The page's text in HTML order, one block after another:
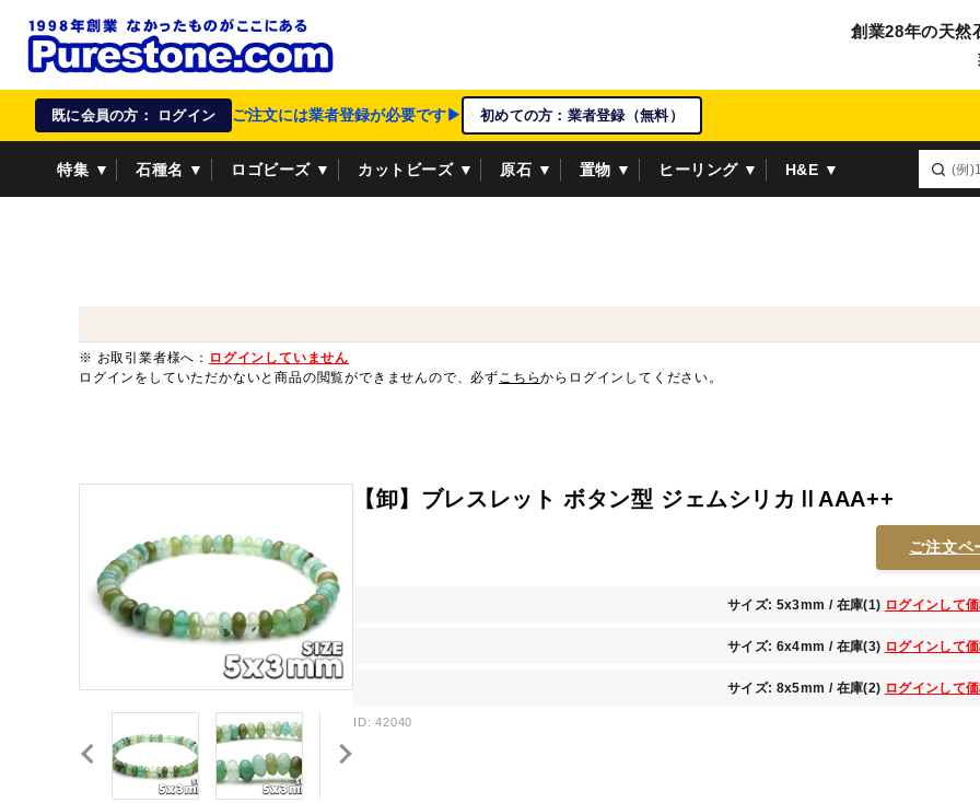
創業28年の天然
既に会員の方： ログイン ご注文には業者登録が必要です▶ 初めての方：業者登録（無料）
特集 ▼ 石種名 ▼ ロゴビーズ ▼ カットビーズ ▼ 原石 ▼ 置物 ▼ ヒーリング ▼ H&E ▼
※ お取引業者様へ： ログインしていません
ログインをしていただかないと商品の閲覧ができませんので、必ずこちらからログインしてください。
【卸】ブレスレット ボタン型 ジェムシリカⅡAAA++
ご注文ペ
サイズ: 5x3mm / 在庫(1) ログインして
サイズ: 6x4mm / 在庫(3) ログインして
サイズ: 8x5mm / 在庫(2) ログインして
ID: 42040